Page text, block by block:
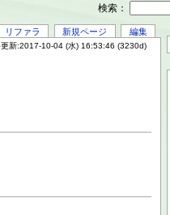
リファラ 新規ページ 編集
更新:2017-10-04 (水) 16:53:46 (3230d)
検索：